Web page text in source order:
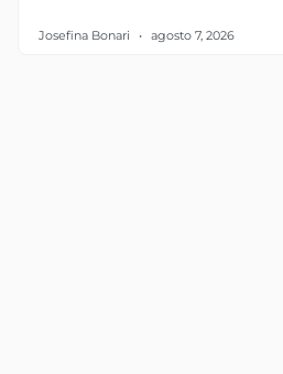
Josefina Bonari agosto 7, 2026